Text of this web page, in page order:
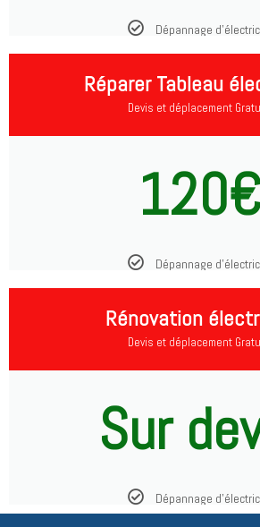
Dépannage
Réparer Tableau
Devis et déplacement
120€
Dépannage
Rénovation
Devis et déplacement
Sur
Dépannage